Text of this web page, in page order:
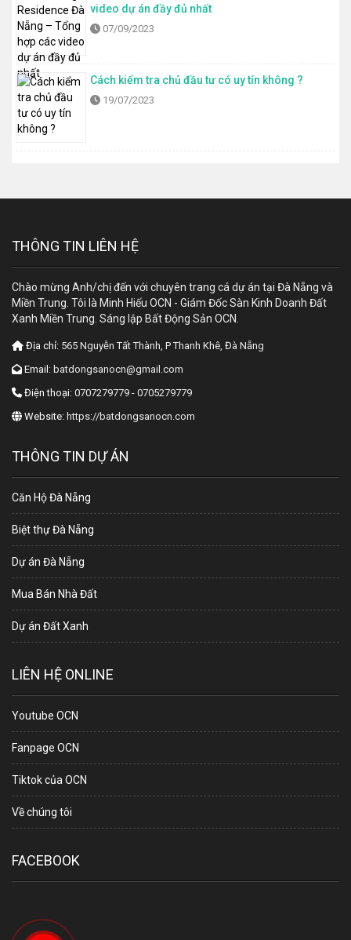
video dự án đầy đủ nhất
07/09/2023
Cách kiểm tra chủ đầu tư có uy tín không ?
19/07/2023
THÔNG TIN LIÊN HỆ
Chào mừng Anh/chị đến với chuyên trang cá dự án tại Đà Nẵng và
Miền Trung. Tôi là Minh Hiếu OCN - Giám Đốc Sàn Kinh Doanh Đất
Xanh Miền Trung. Sáng lập Bất Động Sản OCN.
Địa chỉ: 565 Nguyễn Tất Thành, P Thanh Khê, Đà Nẵng
Email: batdongsanocn@gmail.com
Điện thoại: 0707279779 - 0705279779
Website: https://batdongsanocn.com
THÔNG TIN DỰ ÁN
Căn Hộ Đà Nẵng
Biệt thự Đà Nẵng
Dự án Đà Nẵng
Mua Bán Nhà Đất
Dự án Đất Xanh
LIÊN HỆ ONLINE
Youtube OCN
Fanpage OCN
Tiktok của OCN
Về chúng tôi
FACEBOOK